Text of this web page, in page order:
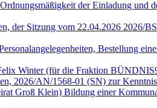
der Einladung und
der Sitzung vom 22.04.2026 2026/
Bestellung
Winter (für die Fraktion
2026/AN/1568-01 (SN) zur Kenntnis
Groß Klein) Bildung einer